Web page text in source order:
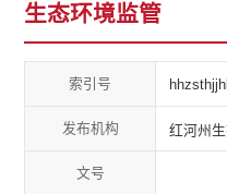
生态环境监管
索引号
发布机构 红河州
文号